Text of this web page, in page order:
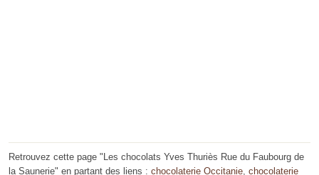
Retrouvez cette page "Les chocolats Yves Thuriès Rue du Faubourg de
la Saunerie" en partant des liens : chocolaterie Occitanie chocolaterie